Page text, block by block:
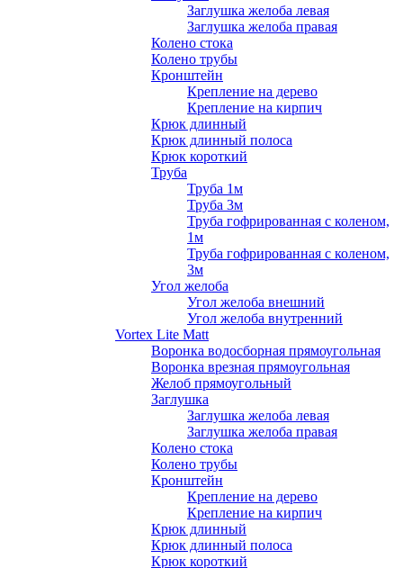
Заглушка желоба левая
Заглушка желоба правая
Колено стока
Колено трубы
Кронштейн
Крепление на дерево
Крепление на кирпич
Крюк длинный
Крюк длинный полоса
Крюк короткий
Труба
Труба 1м
Труба 3м
Труба гофрированная с коленом,
1м
Труба гофрированная с коленом,
3м
Угол желоба
Угол желоба внешний
Угол желоба внутренний
Vortex Lite Matt
Воронка водосборная прямоугольная
Воронка врезная прямоугольная
Желоб прямоугольный
Заглушка
Заглушка желоба левая
Заглушка желоба правая
Колено стока
Колено трубы
Кронштейн
Крепление на дерево
Крепление на кирпич
Крюк длинный
Крюк длинный полоса
Крюк короткий